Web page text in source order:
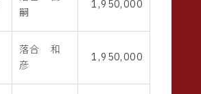
嗣
1,950,000
落合 和
彦
1,950,000